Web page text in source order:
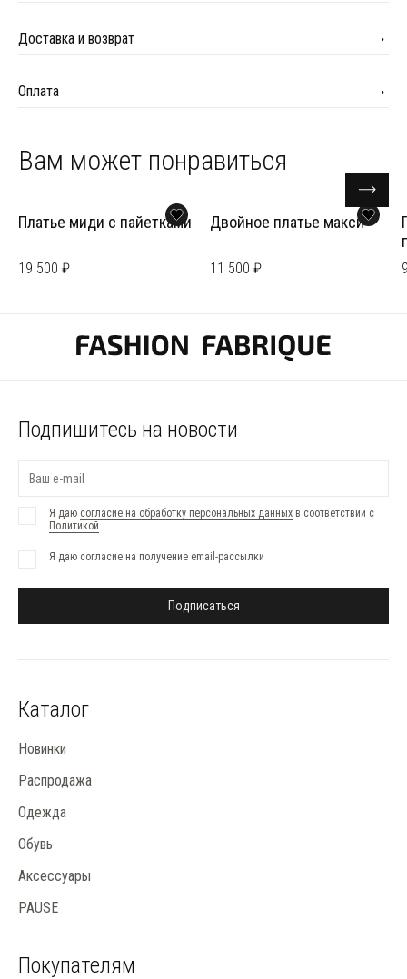
Доставка и возврат
Оплата
Вам может понравиться
Платье миди с пайетками
19 500 ₽
Двойное платье макси
11 500 ₽
Каталог
Новинки
Распродажа
Одежда
Обувь
Аксессуары
PAUSE
Покупателям
Подпишитесь на новости
Я даю согласие на обработку персональных данных в соответствии с
Политикой
Я даю согласие на получение email-рассылки
Подписаться